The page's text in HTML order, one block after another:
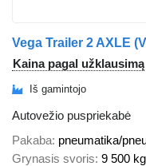
Vega Trailer 2 AXLE
Kaina pagal užklausimą
Iš gamintojo
Autovežio puspriekabė
Pakaba pneumatika/
Grynasis svoris 9 500 kg